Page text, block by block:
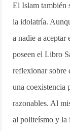
El Islam también
la idolatría.
a nadie a aceptar
poseen el Libro
reflexionar sobre
una coexistencia
razonables. Al
al politeísmo y la